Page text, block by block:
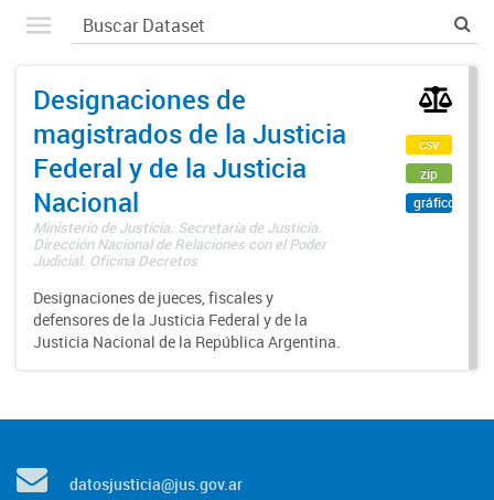
Designaciones de
magistrados de la Justicia
Federal y de la Justicia
Nacional
Ministerio de Justicia. Secretaría de Justicia.
Dirección Nacional de Relaciones con el Poder
Judicial. Oficina Decretos
Designaciones de jueces, fiscales y
defensores de la Justicia Federal y de la
Justicia Nacional de la República Argentina.
csv
zip
gráfico
datosjusticia@jus.gov.ar